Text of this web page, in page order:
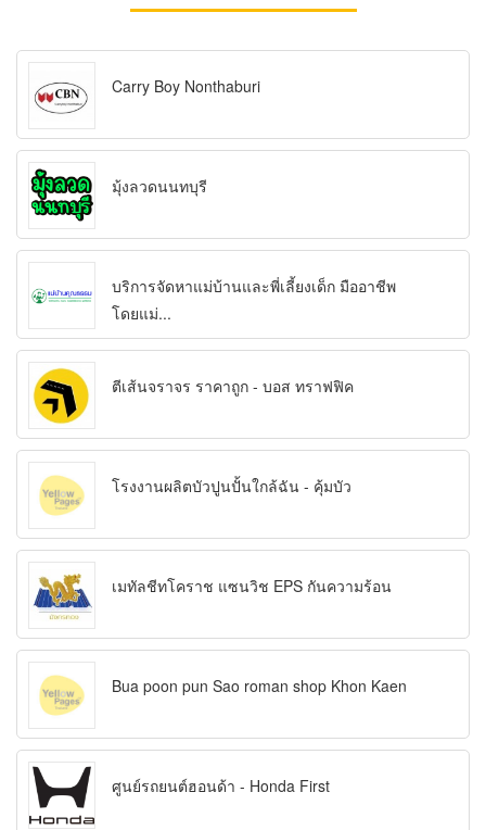
Carry Boy Nonthaburi
มุ้งลวดนนทบุรี
บริการจัดหาแม่บ้านและพี่เลี้ยงเด็ก มืออาชีพ
โดยแม่...
ตีเส้นจราจร ราคาถูก - บอส ทราฟฟิค
โรงงานผลิตบัวปูนปั้นใกล้ฉัน - คุ้มบัว
เมทัลชีทโคราช แซนวิช EPS กันความร้อน
Bua poon pun Sao roman shop Khon Kaen
ศูนย์รถยนต์ฮอนด้า - Honda First